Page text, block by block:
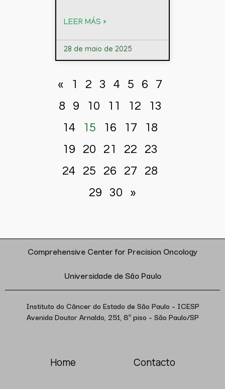
LEER MÁS »
28 de maio de 2025
« 1 2 3 4 5 6
7
8
9 10 11 12
13
14
15 16 17
18
19
20 21 22
23
24
25 26 27
28
29
30 »
Comprehensive Center for Precision Oncology
Universidade de São Paulo
Instituto do Câncer do Estado de São Paulo – ICESP
Avenida Doutor Arnaldo, 251, 8º piso – São Paulo/SP
Home Contacto